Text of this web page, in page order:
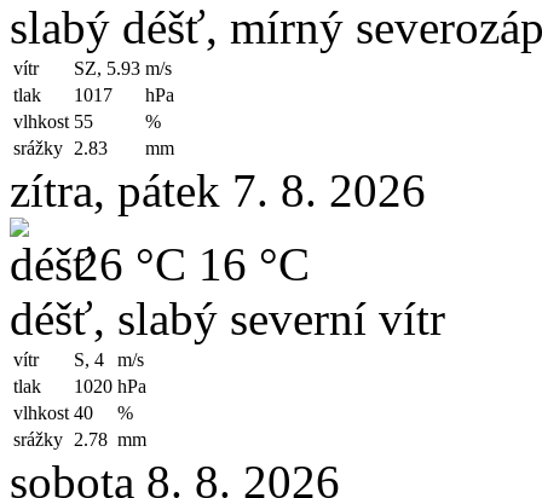
slabý déšť, mírný
vítr SZ, 5.93 m/s
tlak
1017
hPa
vlhkost 55
%
srážky 2.83 mm
zítra, pátek 7. 8. 2026
26 °C 16 °C
déšť, slabý severní vítr
vítr S, 4
m/s
tlak
1020 hPa
vlhkost 40
%
srážky 2.78 mm
sobota 8. 8. 2026